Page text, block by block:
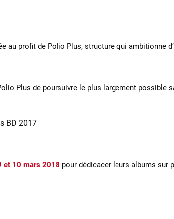
au profit de Polio Plus, structure qui ambitionne
Plus de poursuivre le plus largement possible
et 10 mars 2018 pour dédicacer leurs albums sur